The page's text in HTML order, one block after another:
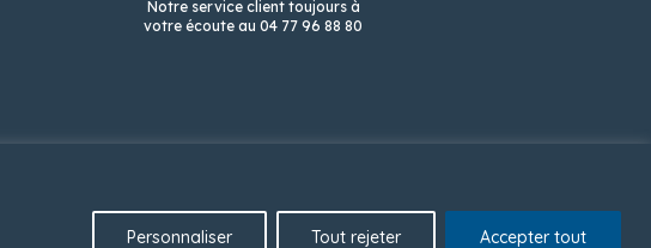
Personnaliser Tout rejeter Accepter tout
Notre service client toujours à
votre écoute au 04 77 96 88 80